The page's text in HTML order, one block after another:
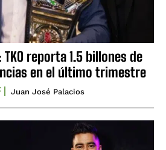
TKO reporta 1.5 billones de
en el último trimestre
Juan José Palacios